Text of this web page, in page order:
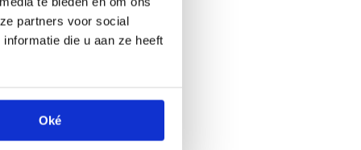
partners voor social
die u aan ze heeft
Oké